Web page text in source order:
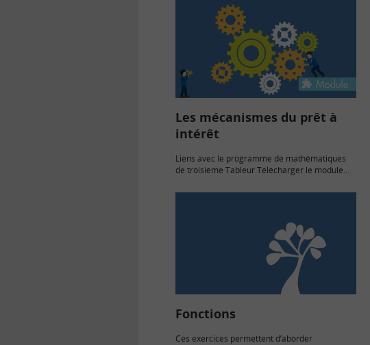
Les mécanismes du prêt à
intérêt
Liens avec le programme de mathématiques
de troisième Tableur Télécharger le module
Fonctions
Ces exercices permettent d’aborder